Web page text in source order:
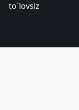
to`lovsiz